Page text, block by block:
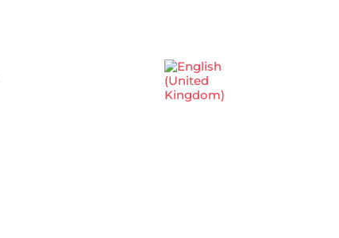
Sprache auswählen